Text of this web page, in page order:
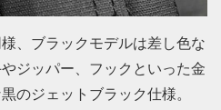
、ブラックモデルは差し色な
ジッパー、フックといった金
のジェットブラック仕様。